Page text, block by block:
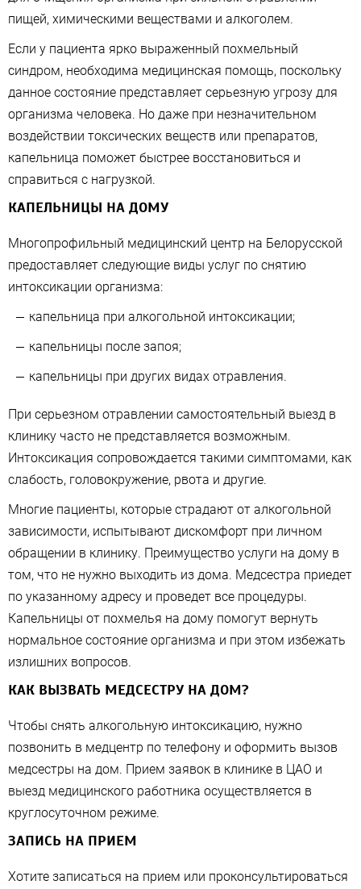
пищей, химическими веществами и алкоголем.
Если у пациента ярко выраженный похмельный
синдром, необходима медицинская помощь, поскольку
данное состояние представляет серьезную угрозу для
организма человека. Но даже при незначительном
воздействии токсических веществ или препаратов,
капельница поможет быстрее восстановиться и
справиться с нагрузкой.
КАПЕЛЬНИЦЫ НА ДОМУ
Многопрофильный медицинский центр на Белорусской
предоставляет следующие виды услуг по снятию
интоксикации организма:
капельница при алкогольной интоксикации;
капельницы после запоя;
капельницы при других видах отравления.
При серьезном отравлении самостоятельный выезд в
клинику часто не представляется возможным.
Интоксикация сопровождается такими симптомами, как
слабость, головокружение, рвота и другие.
Многие пациенты, которые страдают от алкогольной
зависимости, испытывают дискомфорт при личном
обращении в клинику. Преимущество услуги на дому в
том, что не нужно выходить из дома. Медсестра приедет
по указанному адресу и проведет все процедуры.
Капельницы от похмелья на дому помогут вернуть
нормальное состояние организма и при этом избежать
излишних вопросов.
КАК ВЫЗВАТЬ МЕДСЕСТРУ НА ДОМ?
Чтобы снять алкогольную интоксикацию, нужно
позвонить в медцентр по телефону и оформить вызов
медсестры на дом. Прием заявок в клинике в ЦАО и
выезд медицинского работника осуществляется в
круглосуточном режиме.
ЗАПИСЬ НА ПРИЕМ
Хотите записаться на прием или проконсультироваться